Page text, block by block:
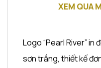
XEM QUA
Logo “Pearl River”
sơn trắng, thiết kế